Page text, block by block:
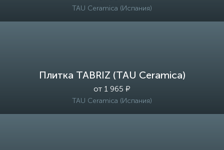
TAU Ceramica (Испания)
Плитка TABRIZ (TAU Ceramica)
от 1 965 ₽
TAU Ceramica (Испания)